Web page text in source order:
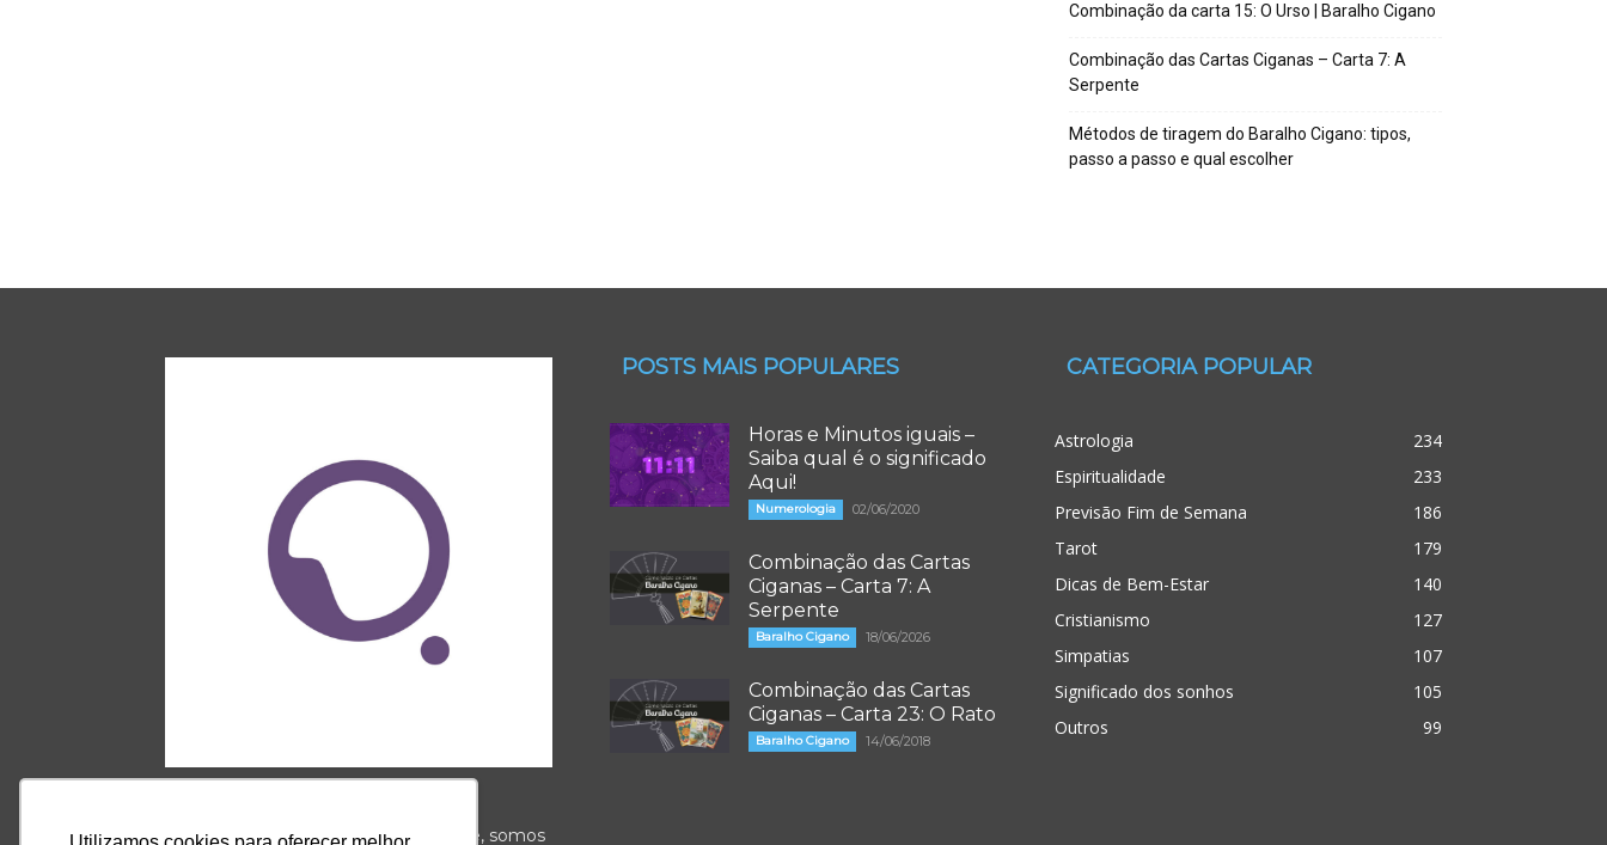
Combinação da carta 15: O Urso | Baralho Cigano
Combinação das Cartas Ciganas – Carta 7: A
Serpente
Métodos de tiragem do Baralho Cigano: tipos,
passo a passo e qual escolher
autoconhecimento e a espiritualidade, somos
POSTS MAIS POPULARES
Horas e Minutos iguais –
Saiba qual é o significado
Aqui!
Numerologia 02/06/2020
Combinação das Cartas
Ciganas – Carta 7: A
Serpente
Baralho Cigano 18/06/2026
Combinação das Cartas
Ciganas – Carta 23: O Rato
Baralho Cigano 14/06/2018
CATEGORIA POPULAR
Astrologia
234
Espiritualidade
233
Previsão Fim de Semana
186
Tarot
179
Dicas de Bem-Estar
140
Cristianismo
127
Simpatias
107
Significado dos sonhos
105
Outros
99